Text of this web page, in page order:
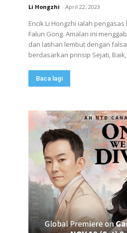
Li Hongzhi - April 22, 2023
Encik Li Hongzhi ialah
Falun Gong. Amalan ini
dan latihan lembut dengan
berdasarkan prinsip Sejati,
Baca lagi